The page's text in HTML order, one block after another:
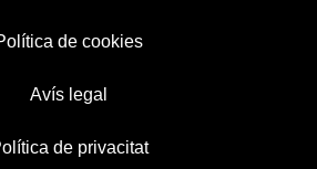
de cookies
Avís legal
de privacitat